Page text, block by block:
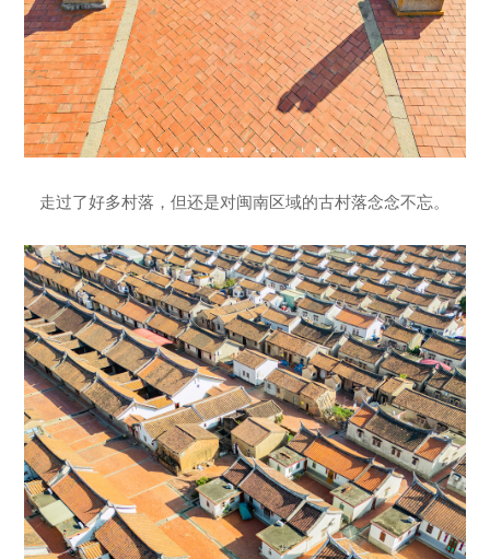
走过了好多村落，但还是对闽南区域的古村落念念不忘。